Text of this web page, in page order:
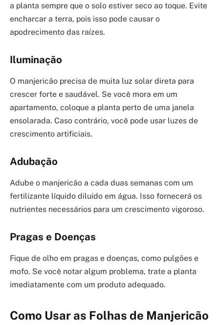
a planta sempre que o solo estiver seco ao toque. Evite
encharcar a terra, pois isso pode causar o
apodrecimento das raízes.
Iluminação
O manjericão precisa de muita luz solar direta para
crescer forte e saudável. Se você mora em um
apartamento, coloque a planta perto de uma janela
ensolarada. Caso contrário, você pode usar luzes de
crescimento artificiais.
Adubação
Adube o manjericão a cada duas semanas com um
fertilizante líquido diluído em água. Isso fornecerá os
nutrientes necessários para um crescimento vigoroso.
Pragas e Doenças
Fique de olho em pragas e doenças, como pulgões e
mofo. Se você notar algum problema, trate a planta
imediatamente com um produto adequado.
Como Usar as Folhas de Manjericão